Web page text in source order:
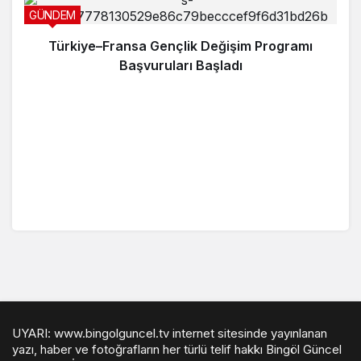
GÜNDEM
Türkiye–Fransa Gençlik Değişim Programı
Başvuruları Başladı
UYARI: www.bingolguncel.tv internet sitesinde yayınlanan
yazı, haber ve fotoğrafların her türlü telif hakkı Bingöl Güncel